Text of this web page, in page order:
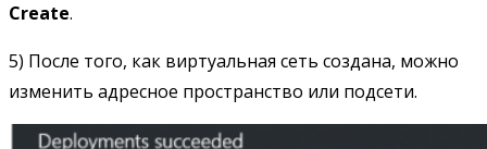
Create.
5) После того, как виртуальная сеть создана, можно
изменить адресное пространство или подсети.